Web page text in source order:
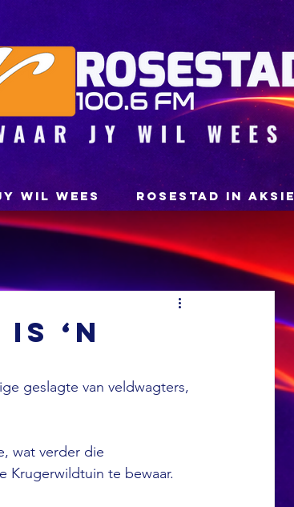
WIL WEES ROSESTAD IN AKSIE
‘n
geslagte van veldwagters,
wat verder die
Krugerwildtuin te bewaar.